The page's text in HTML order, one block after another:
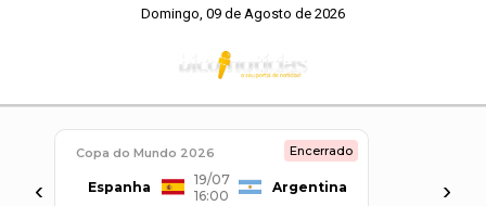
Domingo, 09 de Agosto de 2026
‹
Copa do Mundo 2026 Encerrado
Espanha
19/07
16:00
Argentina ›